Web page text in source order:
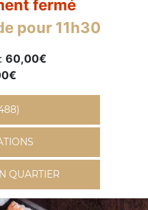
fermé
pour 11h30
60,00€
QUARTIER